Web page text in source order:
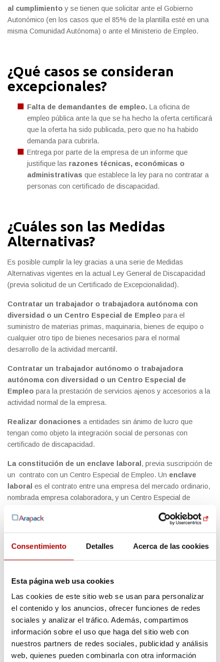
Consentimiento Detalles Acerca de las cookies
Esta página web usa cookies
Las cookies de este sitio web se usan para personalizar
el contenido y los anuncios, ofrecer funciones de redes
sociales y analizar el tráfico. Además, compartimos
información sobre el uso que haga del sitio web con
nuestros partners de redes sociales, publicidad y análisis
web, quienes pueden combinarla con otra información
al cumplimiento y se tienen que solicitar ante el Gobierno
Autonómico (en los casos que el 85% de la plantilla esté en una
misma Comunidad Autónoma) o ante el Ministerio de Empleo.
¿Qué casos se consideran
excepcionales?
Falta de demandantes de empleo. La oficina de
empleo pública ante la que se ha hecho la oferta certificará
que la oferta ha sido publicada, pero que no ha habido
demanda para cubrirla.
Entrega por parte de la empresa de un informe que
justifique las razones técnicas, económicas o
administrativas que establece la ley para no contratar a
personas con certificado de discapacidad.
¿Cuáles son las Medidas
Alternativas?
Es posible cumplir la ley gracias a una serie de Medidas
Alternativas vigentes en la actual Ley General de Discapacidad
(previa solicitud de un Certificado de Excepcionalidad).
Contratar un trabajador o trabajadora autónoma con
diversidad o un Centro Especial de Empleo para el
suministro de materias primas, maquinaria, bienes de equipo o
cualquier otro tipo de bienes necesarios para el normal
desarrollo de la actividad mercantil.
Contratar un trabajador autónomo o trabajadora
autónoma con diversidad o un Centro Especial de
Empleo para la prestación de servicios ajenos y accesorios a la
actividad normal de la empresa.
Realizar donaciones a entidades sin ánimo de lucro que
tengan como objeto la integración social de personas con
certificado de discapacidad.
La constitución de un enclave laboral , previa suscripción de
un contrato con un Centro Especial de Empleo. Un enclave
laboral es el contrato entre una empresa del mercado ordinario,
nombrada empresa colaboradora, y un Centro Especial de
relación directa con la actividad normal de ésta y por la cual un
grupo de personas trabajadoras con diversidad del mismo se
desplacen temporalmente al centro de trabajo de la empresa